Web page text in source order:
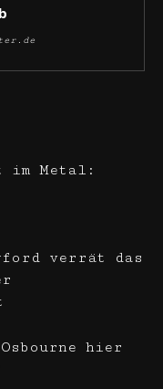
im Metal:
verrät das
hier